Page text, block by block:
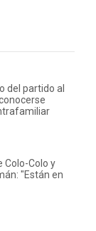
del partido al
Colo-Colo y
"Están en